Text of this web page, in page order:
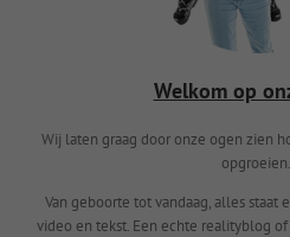
Welkom op
Wij laten graag door onze ogen zien
opgroeien.
Van geboorte tot vandaag, alles staat
video en tekst. Een echte realityblog